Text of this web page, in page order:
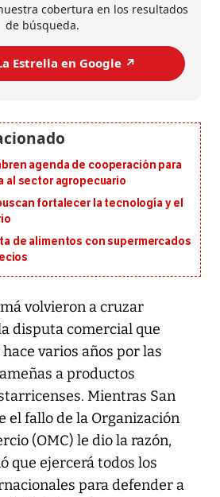
cobertura en los resultados
de búsqueda.
Estrella en Google ↗️
agenda de cooperación para
al sector agropecuario
fortalecer la tecnología y el
de alimentos con supermercados
volvieron a cruzar
disputa comercial que
varios años por las
a productos
Mientras San
el fallo de la Organización
(OMC) le dio la razón,
que ejercerá todos los
para defender a